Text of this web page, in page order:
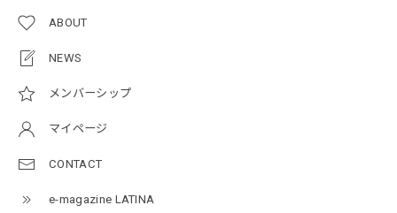
ABOUT
NEWS
メンバーシップ
マイページ
CONTACT
e-magazine LATINA